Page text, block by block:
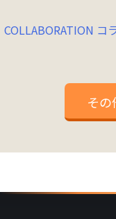
COLLABORATION
そ